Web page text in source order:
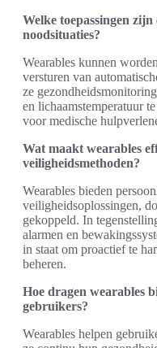
Welke toepassingen
noodsituaties?
Wearables kunnen
versturen van
ze
en lichaamstemperatuur
voor medische
Wat maakt wearables
veiligheidsmethoden?
Wearables bieden
veiligheidsoplossingen,
gekoppeld. In
alarmen en
in staat om proactief te
beheren.
Hoe dragen wearables
gebruikers?
Wearables helpen